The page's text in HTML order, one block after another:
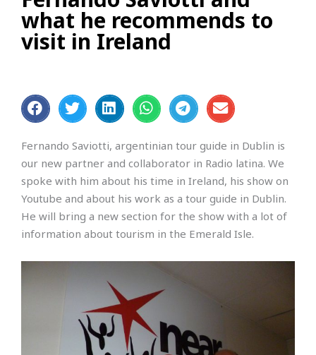
what he recommends to
visit in Ireland
Fernando Saviotti, argentinian tour guide in Dublin is
our new partner and collaborator in Radio latina. We
spoke with him about his time in Ireland, his show on
Youtube and about his work as a tour guide in Dublin.
He will bring a new section for the show with a lot of
information about tourism in the Emerald Isle.